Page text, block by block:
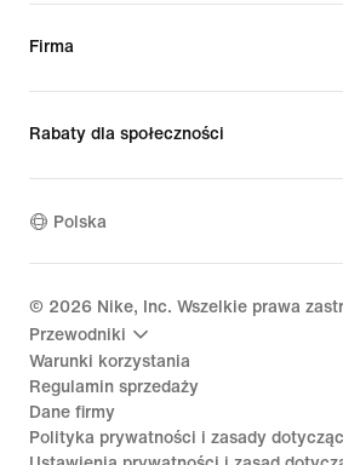
Firma
Rabaty dla społeczności
Polska
© 2026 Nike, Inc. Wszelkie prawa
Przewodniki
Warunki korzystania
Regulamin sprzedaży
Dane firmy
Polityka prywatności i zasady